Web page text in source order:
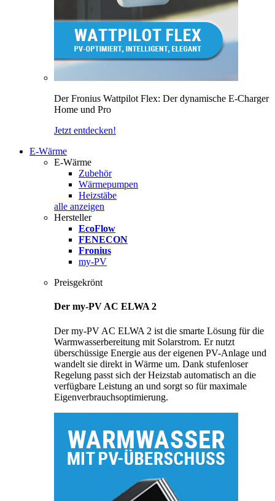
Der Fronius Wattpilot Flex: Der dynamische E-Charger
Home und Pro
Jetzt entdecken!
E-Wärme
E-Wärme
Zubehör
Wärmepumpen
Heizstäbe
alle anzeigen
Hersteller
EcoFlow
FENECON
Fronius
my-PV
Preisgekrönt
Der my-PV AC ELWA 2
Der my-PV AC ELWA 2 ist die smarte Lösung für die
Warmwasserbereitung mit Solarstrom. Er nutzt
überschüssige Energie aus der eigenen PV-Anlage und
wandelt sie direkt in Wärme um. Dank stufenloser
Regelung passt sich der Heizstab automatisch an die
verfügbare Leistung an und sorgt so für maximale
Eigenverbrauchsoptimierung.